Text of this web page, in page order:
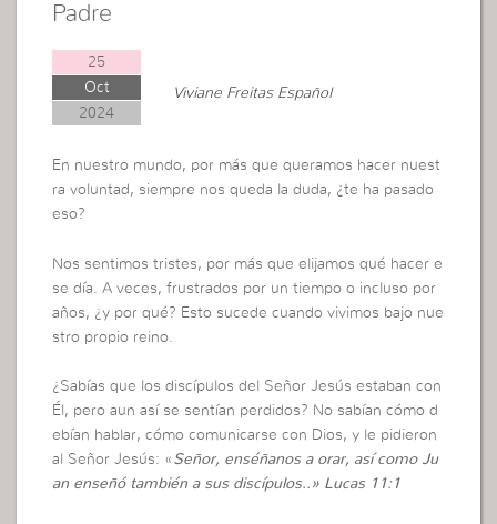
Padre
25
Oct
2024
Viviane Freitas Español
En nuestro mundo, por más que queramos hacer nuest
ra voluntad, siempre nos queda la duda, ¿te ha pasado
eso?
Nos sentimos tristes, por más que elijamos qué hacer e
se día. A veces, frustrados por un tiempo o incluso por
años, ¿y por qué? Esto sucede cuando vivimos bajo nue
stro propio reino.
¿Sabías que los discípulos del Señor Jesús estaban con
Él, pero aun así se sentían perdidos? No sabían cómo d
ebían hablar, cómo comunicarse con Dios, y le pidieron
al Señor Jesús: « Señor, enséñanos a orar, así como Ju
an enseñó también a sus discípulos..» Lucas 11:1